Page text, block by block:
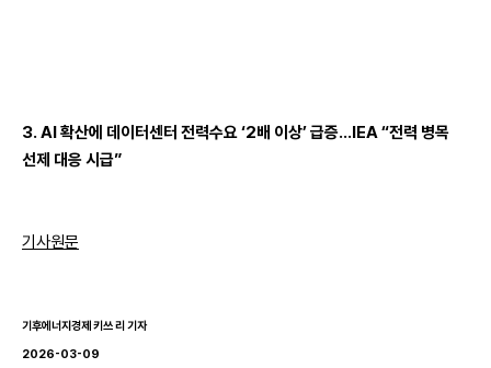
3. AI 확산에 데이터센터 전력수요 ‘2배 이상’ 급증…IEA “전력 병목
선제 대응 시급”
기사원문
기후에너지경제 키쓰 리 기자
2026-03-09